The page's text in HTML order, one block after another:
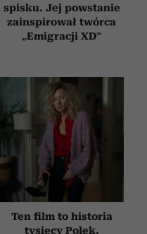
spisku. Jej powstanie
zainspirował twórca
„Emigracji XD”
Ten film to historia
tysięcy Polek.